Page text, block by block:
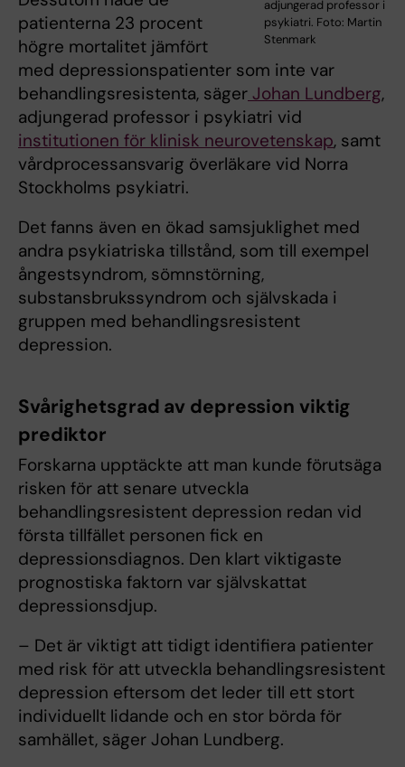
adjungerad professor i
psykiatri. Foto: Martin
Stenmark
patienterna 23 procent
högre mortalitet jämfört
med depressionspatienter som inte var
behandlingsresistenta, säger Johan Lundberg,
adjungerad professor i psykiatri vid
institutionen för klinisk neurovetenskap, samt
vårdprocessansvarig överläkare vid Norra
Stockholms psykiatri.
Det fanns även en ökad samsjuklighet med
andra psykiatriska tillstånd, som till exempel
ångestsyndrom, sömnstörning,
substansbrukssyndrom och självskada i
gruppen med behandlingsresistent
depression.
Svårighetsgrad av depression viktig
prediktor
Forskarna upptäckte att man kunde förutsäga
risken för att senare utveckla
behandlingsresistent depression redan vid
första tillfället personen fick en
depressionsdiagnos. Den klart viktigaste
prognostiska faktorn var självskattat
depressionsdjup.
– Det är viktigt att tidigt identifiera patienter
med risk för att utveckla behandlingsresistent
depression eftersom det leder till ett stort
individuellt lidande och en stor börda för
samhället, säger Johan Lundberg.